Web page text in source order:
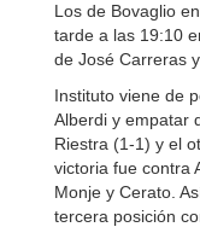
Los de Bovaglio
tarde a las 19:10
de José Carreras
Instituto viene de
Alberdi y empatar
Riestra (1-1) y el
victoria fue contra
Monje y Cerato.
tercera posición